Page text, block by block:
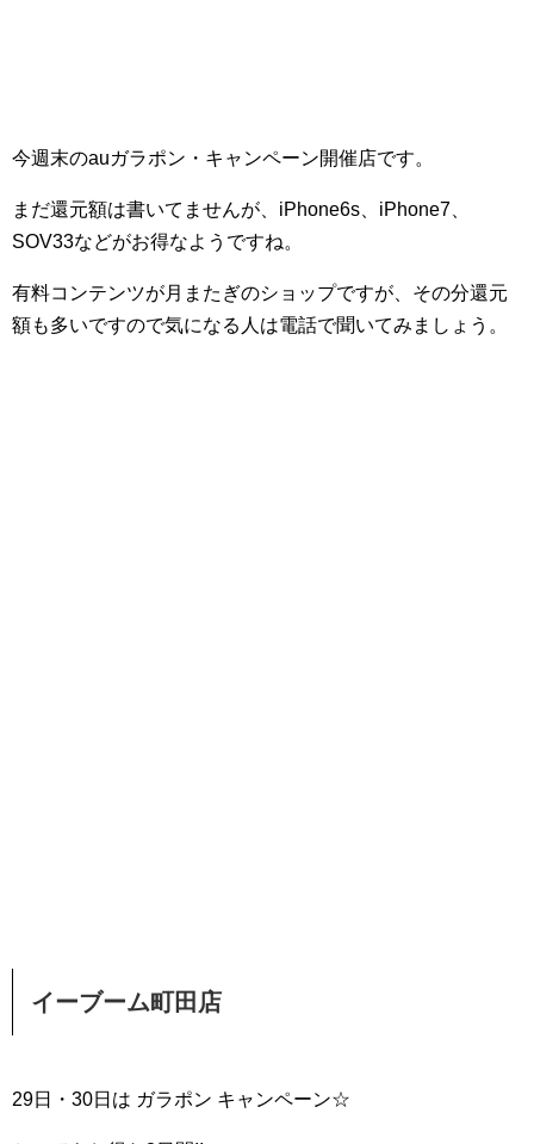
今週末のauガラポン・キャンペーン開催店です。
まだ還元額は書いてませんが、iPhone6s、iPhone7、
SOV33などがお得なようですね。
有料コンテンツが月またぎのショップですが、その分還元
額も多いですので気になる人は電話で聞いてみましょう。
イーブーム町田店
29日・30日は ガラポン キャンペーン☆